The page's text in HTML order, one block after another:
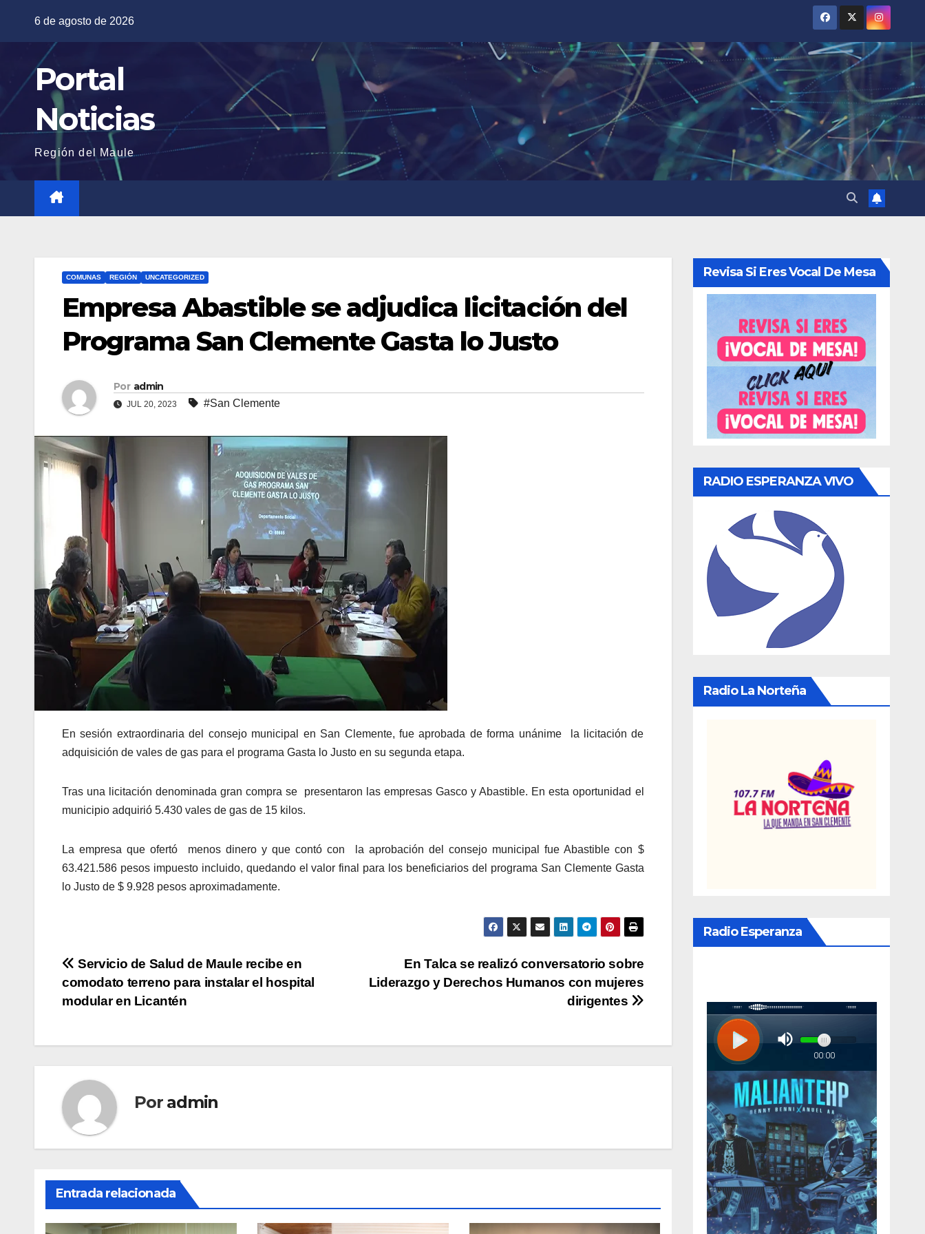
contenido
6 de agosto de 2026
Portal
Noticias
Región del Maule
COMUNAS REGIÓN UNCATEGORIZED
Empresa Abastible se adjudica licitación del
Programa San Clemente Gasta lo Justo
Por admin
JUL 20, 2023 #San Clemente
En sesión extraordinaria del consejo municipal en San Clemente, fue aprobada de forma unánime la licitación de
adquisición de vales de gas para el programa Gasta lo Justo en su segunda etapa.
Tras una licitación denominada gran compra se presentaron las empresas Gasco y Abastible. En esta oportunidad el
municipio adquirió 5.430 vales de gas de 15 kilos.
La empresa que ofertó menos dinero y que contó con la aprobación del consejo municipal fue Abastible con $
63.421.586 pesos impuesto incluido, quedando el valor final para los beneficiarios del programa San Clemente Gasta
lo Justo de $ 9.928 pesos aproximadamente.
Navegación
de
En Talca se realizó conversatorio sobre
Liderazgo y Derechos Humanos con mujeres
dirigentes
Servicio de Salud de Maule recibe en
comodato terreno para instalar el hospital
modular en Licantén
Por admin
Entrada relacionada
Revisa Si Eres Vocal De Mesa
RADIO ESPERANZA VIVO
Radio La Norteña
Radio Esperanza